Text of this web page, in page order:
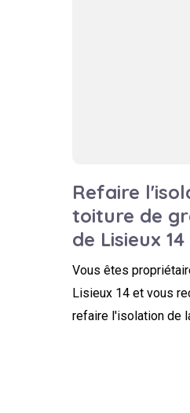
Refaire
toiture de
de Lisieux 14
Vous êtes
Lisieux 14 et vous
refaire l'isolation de